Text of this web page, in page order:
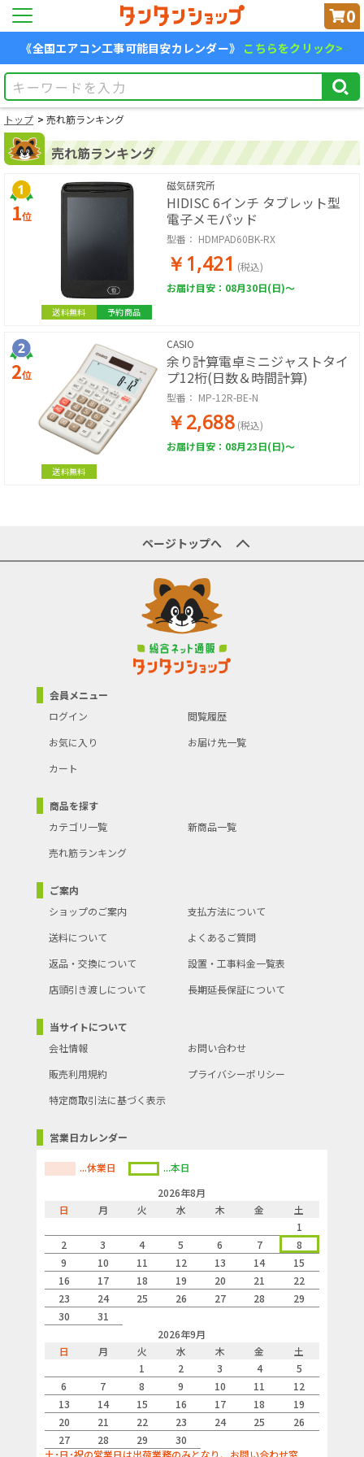
0
《全国エアコン工事可能目安カレンダー》 こちらをクリック>
トップ 売れ筋ランキング
売れ筋ランキング
1位
送料無料 予約商品
磁気研究所
HIDISC 6インチ タブレット型
電子メモパッド
型番： HDMPAD60BK-RX
￥1,421 (税込)
お届け目安：08月30日(日)～
2位
送料無料
CASIO
余り計算電卓ミニジャストタイ
プ12桁(日数＆時間計算)
型番： MP-12R-BE-N
￥2,688 (税込)
お届け目安：08月23日(日)～
ページトップへ
会員メニュー
ログイン
閲覧履歴
お気に入り
お届け先一覧
カート
商品を探す
カテゴリ一覧
新商品一覧
売れ筋ランキング
ご案内
ショップのご案内
支払方法について
送料について
よくあるご質問
返品・交換について
設置・工事料金一覧表
店頭引き渡しについて
長期延長保証について
当サイトについて
会社情報
お問い合わせ
販売利用規約
プライバシーポリシー
特定商取引法に基づく表示
営業日カレンダー
...休業日
...本日
2026年8月
日
月 火 水 木 金
土
1
2
3 4 5 6 7
8
9
10 11 12 13 14
15
16
17 18 19 20 21
22
23
24 25 26 27 28
29
30
31
2026年9月
日
月 火 水 木 金
土
1
2 3 4
5
6
7 8 9 10 11
12
13
14 15 16 17 18
19
20
21 22 23 24 25
26
27
28 29
30